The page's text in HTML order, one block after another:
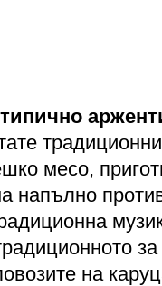
месо,
напълно
на